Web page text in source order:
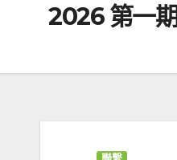
2026 第一期